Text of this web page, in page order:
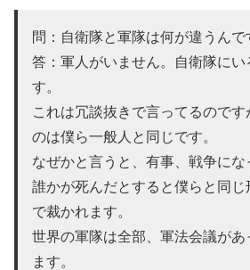
問：自衛隊と軍隊は何が違うんで
答：軍人がいません。自衛隊に
す。
これは冗談抜きで言ってるのです
のは僕ら一般人と同じです。
なぜかと言うと、有事、戦争に
誰かが死んだとすると僕らと同
で裁かれます。
世界の軍隊は全部、軍法会議が
ます。